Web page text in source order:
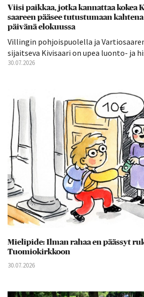
Viisi paikkaa, jotka kannattaa kokea
saareen pääsee tutustumaan
päivänä elokuussa
Villingin pohjoispuolella ja
sijaitseva Kivisaari on upea luonto- ja
30.07.2026
Mielipide: Ilman rahaa en päässyt
Tuomiokirkkoon
30.07.2026